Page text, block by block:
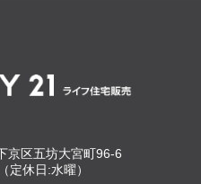
区五坊大宮町96-6
休日:水曜）